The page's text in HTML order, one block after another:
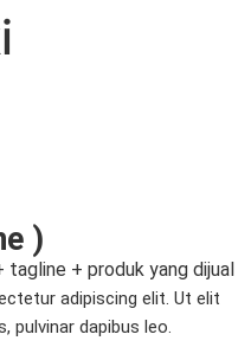
)
tagline + produk yang dijual
adipiscing elit. Ut elit
pulvinar dapibus leo.